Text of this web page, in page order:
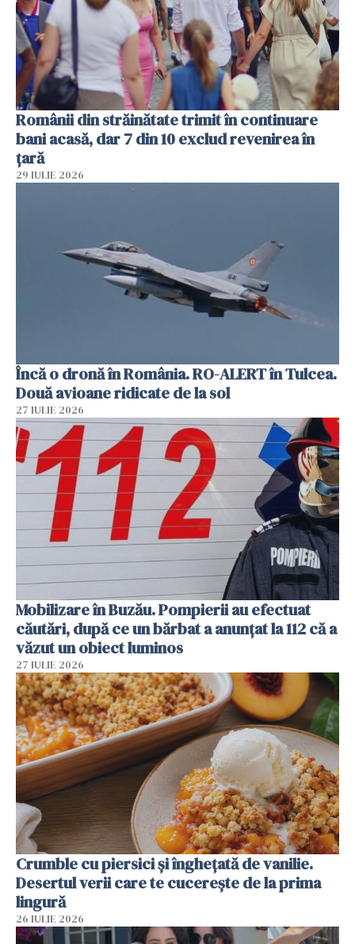
Românii din străinătate trimit în continuare
bani acasă, dar 7 din 10 exclud revenirea în
țară
29 IULIE 2026
Încă o dronă în România. RO-ALERT în Tulcea.
Două avioane ridicate de la sol
27 IULIE 2026
Mobilizare în Buzău. Pompierii au efectuat
căutări, după ce un bărbat a anunțat la 112 că a
văzut un obiect luminos
27 IULIE 2026
Crumble cu piersici și înghețată de vanilie.
Desertul verii care te cucerește de la prima
lingură
26 IULIE 2026